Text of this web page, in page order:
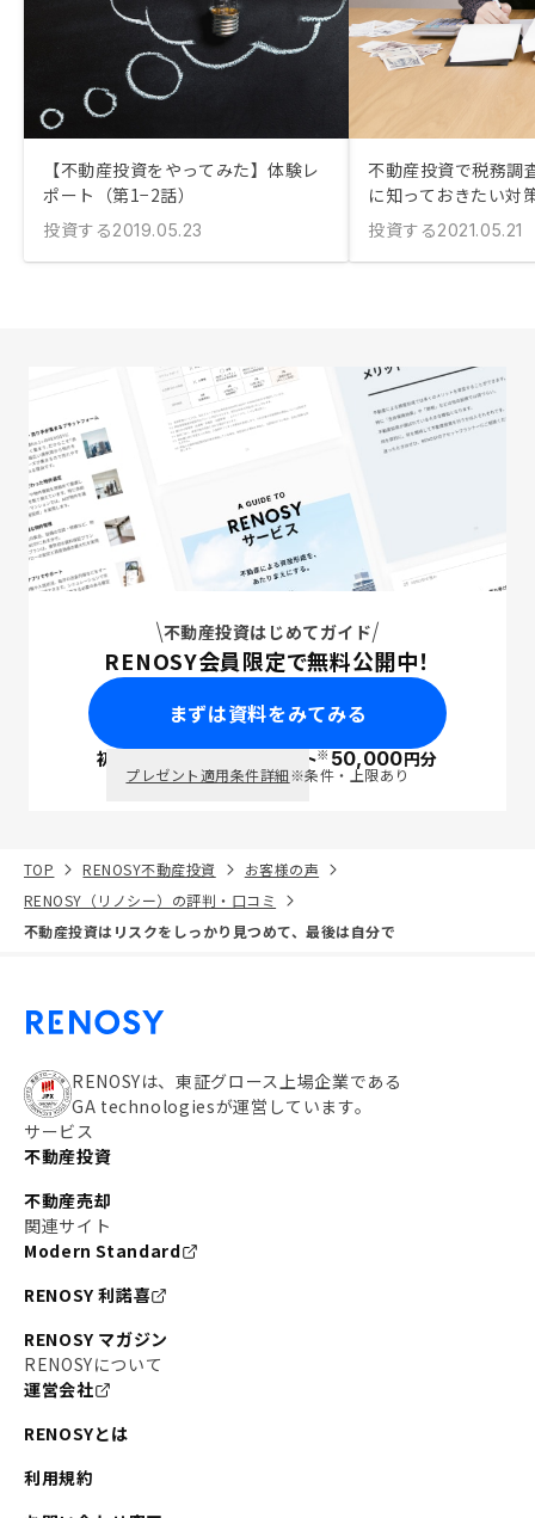
【不動産投資をやってみた】体験レ
ポート（第1−2話）
投資する2019.05.23
不動産投資で税務調
に知っておきたい対
投資する2021.05.21
不動産投資はじめてガイド
RENOSY会員限定で無料公開中！
まずは資料をみてみる
初回面談で ポイント※50,000円分
プレゼント適用条件詳細※条件・上限あり
TOP RENOSY不動産投資
お客様の声
RENOSY（リノシー）の評判・口コミ
不動産投資はリスクをしっかり見つめて、最後は自分で
RENOSYは、東証グロース上場企業である
GA technologiesが運営しています。
サービス
不動産投資
不動産売却
関連サイト
Modern Standard
RENOSY 利諾喜
RENOSY マガジン
RENOSYについて
運営会社
RENOSYとは
利用規約